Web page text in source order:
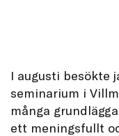
I augusti besökte
seminarium i
många
ett meningsfullt